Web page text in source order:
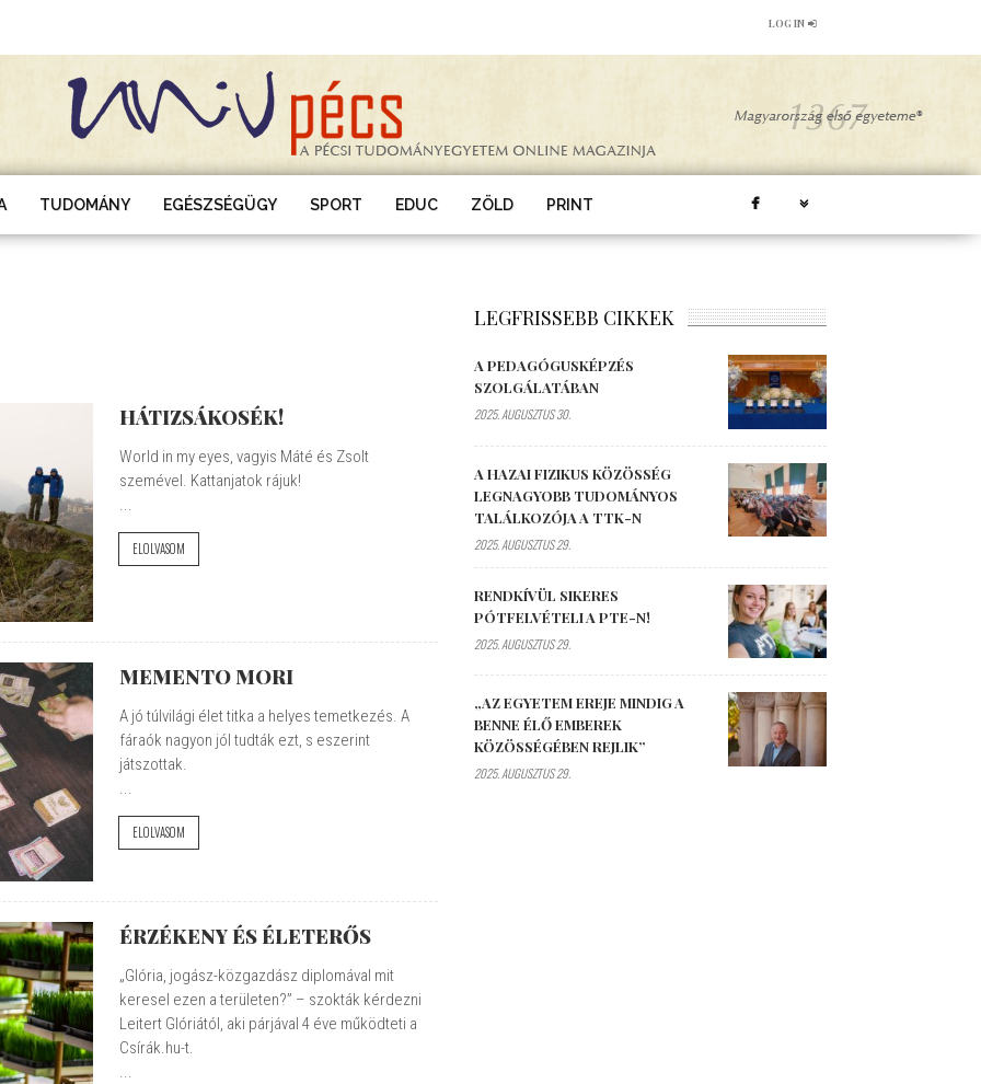
LOG IN
TUDOMÁNY EGÉSZSÉGÜGY SPORT EDUC ZÖLD PRINT
HÁTIZSÁKOSÉK!
World in my eyes, vagyis Máté és Zsolt
szemével. Kattanjatok rájuk!
...
ELOLVASOM
MEMENTO MORI
A jó túlvilági élet titka a helyes temetkezés. A
fáraók nagyon jól tudták ezt, s eszerint
játszottak.
...
ELOLVASOM
ÉRZÉKENY ÉS ÉLETERŐS
„Glória, jogász-közgazdász diplomával mit
keresel ezen a területen?” – szokták kérdezni
Leitert Glóriától, aki párjával 4 éve működteti a
Csírák.hu-t.
...
LEGFRISSEBB CIKKEK
A PEDAGÓGUSKÉPZÉS
SZOLGÁLATÁBAN
2025. AUGUSZTUS 30.
A HAZAI FIZIKUS KÖZÖSSÉG
LEGNAGYOBB TUDOMÁNYOS
TALÁLKOZÓJA A TTK-N
2025. AUGUSZTUS 29.
RENDKÍVÜL SIKERES
PÓTFELVÉTELI A PTE-N!
2025. AUGUSZTUS 29.
„AZ EGYETEM EREJE MINDIG A
BENNE ÉLŐ EMBEREK
KÖZÖSSÉGÉBEN REJLIK”
2025. AUGUSZTUS 29.